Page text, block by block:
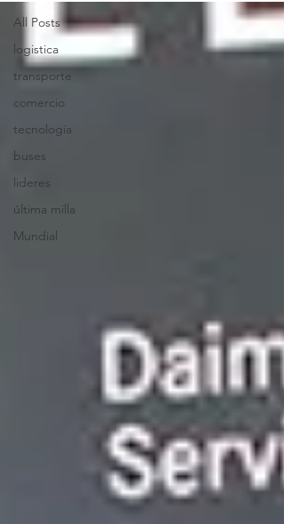
All Posts
logistica
transporte
comercio
tecnologia
buses
lideres
última milla
Mundial